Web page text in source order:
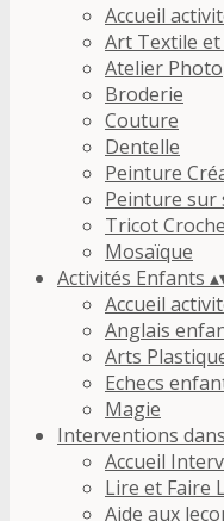
Accueil
Art Textile
Atelier Photo
Broderie
Couture
Dentelle
Peinture
Peinture sur
Tricot
Mosaïque
Activités Enfants ▴
Accueil
Anglais
Arts
Echecs
Magie
Interventions
Accueil
Lire et Faire
Aide aux